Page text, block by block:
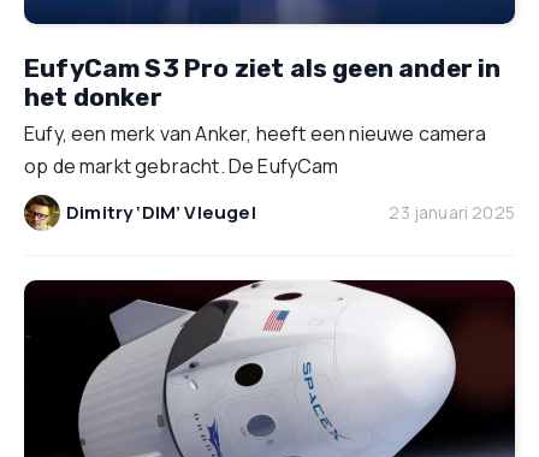
EufyCam S3 Pro ziet als geen ander in
het donker
Eufy, een merk van Anker, heeft een nieuwe camera
op de markt gebracht. De EufyCam
Dimitry ‘DIM’ Vleugel 23 januari 2025